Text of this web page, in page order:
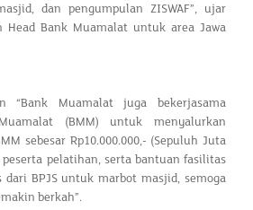
dan pengumpulan ZISWAF”, ujar
Head Bank Muamalat untuk area Jawa
“Bank Muamalat juga bekerjasama
(BMM) untuk menyalurkan
sebesar Rp10.000.000,- (Sepuluh Juta
pelatihan, serta bantuan fasilitas
dari BPJS untuk marbot masjid, semoga
berkah”.